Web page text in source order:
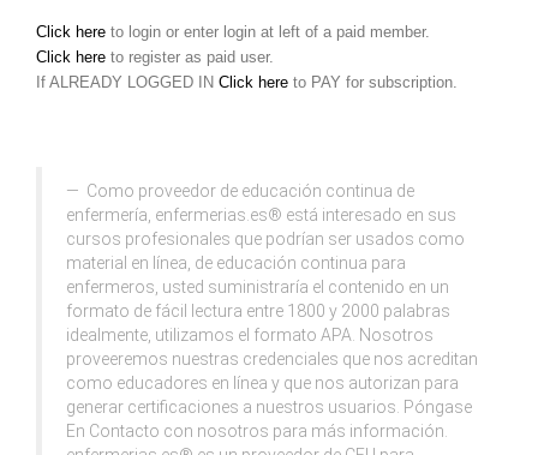
Click here to login or enter login at left of a paid member.
Click here to register as paid user.
If ALREADY LOGGED IN Click here to PAY for subscription.
Como proveedor de educación continua de
enfermería, enfermerias.es® está interesado en sus
cursos profesionales que podrían ser usados como
material en línea, de educación continua para
enfermeros, usted suministraría el contenido en un
formato de fácil lectura entre 1800 y 2000 palabras
idealmente, utilizamos el formato APA. Nosotros
proveeremos nuestras credenciales que nos acreditan
como educadores en línea y que nos autorizan para
generar certificaciones a nuestros usuarios. Póngase
En Contacto con nosotros para más información.